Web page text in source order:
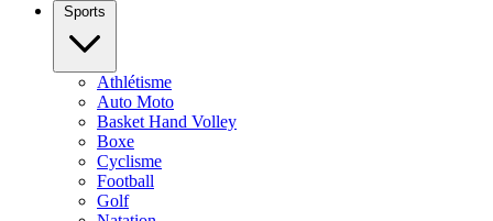
Sports
Athlétisme
Auto Moto
Basket Hand Volley
Boxe
Cyclisme
Football
Golf